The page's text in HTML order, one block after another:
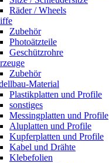
Räder / Wheels
Zubehör
Photoätzteile
Geschützrohre
Zubehör
Material
Plastikplatten und Profile
sonstiges
Messingplatten und Profile
Aluplatten und Profile
Kupferplatten und Profile
Kabel und Drähte
Klebefolien